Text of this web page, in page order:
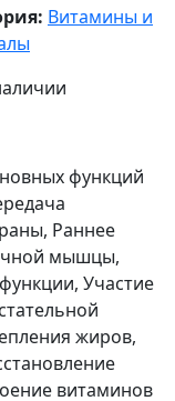
Витамины и
функций
Раннее
мышцы,
Участие
жиров,
витаминов